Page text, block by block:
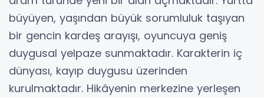
büyüyen, yaşından büyük sorumluluk taşıyan
bir gencin kardeş arayışı, oyuncuya geniş
duygusal yelpaze sunmaktadır. Karakterin iç
dünyası, kayıp duygusu üzerinden
kurulmaktadır. Hikâyenin merkezine yerleşen